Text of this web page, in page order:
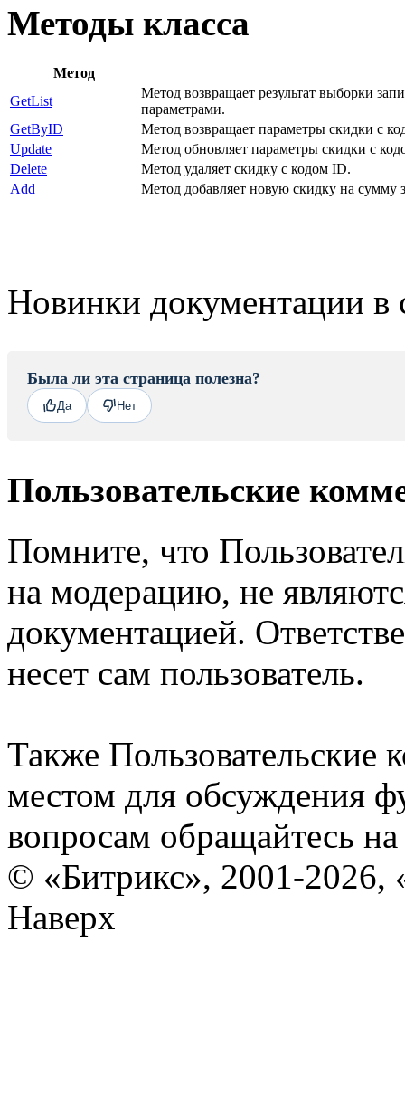
Методы класса
Метод
GetList
Метод возвращает результат выборки
параметрами.
GetByID
Метод возвращает параметры скидки с
Update
Метод обновляет параметры скидки с
Delete
Метод удаляет скидку с кодом ID.
Add
Метод добавляет новую скидку на сумму
Новинки документации в
Была ли эта страница полезна?
Да Нет
Пользовательские
Помните, что
на модерацию, не
документацией.
несет сам пользователь.
Также Пользовательские
местом для обсуждения
вопросам обращайтесь
© «Битрикс», 2001-2026,
Наверх